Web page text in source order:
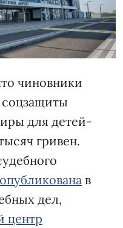
чиновники
соцзащиты
для детей-
гривен.
опубликована в
дел,
центр